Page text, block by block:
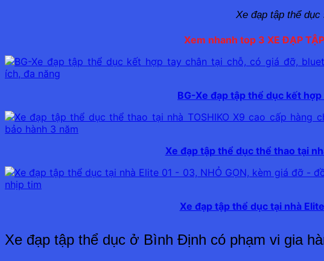
Xe đạp tập thể dục
Xem nhanh top 3 XE ĐẠP
BG-Xe đạp tập thể dục kết
Xe đạp tập thể dục thể thao tại
Xe đạp tập thể dục tại nhà
Xe đạp tập thể dục ở Bình Định có phạm vi gia